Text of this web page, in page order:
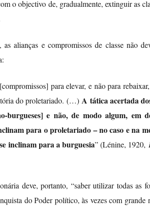
o objectivo de, gradualmente, extinguir as
alianças e compromissos de classe não
para elevar, e não para
do proletariado. (…) A tática acertada
burgueses] e não, de modo algum, em
para o proletariado – no caso e na
inclinam para a burguesia” (Lénine, 1920,
deve, portanto, “saber utilizar todas as
do Poder político, às vezes com